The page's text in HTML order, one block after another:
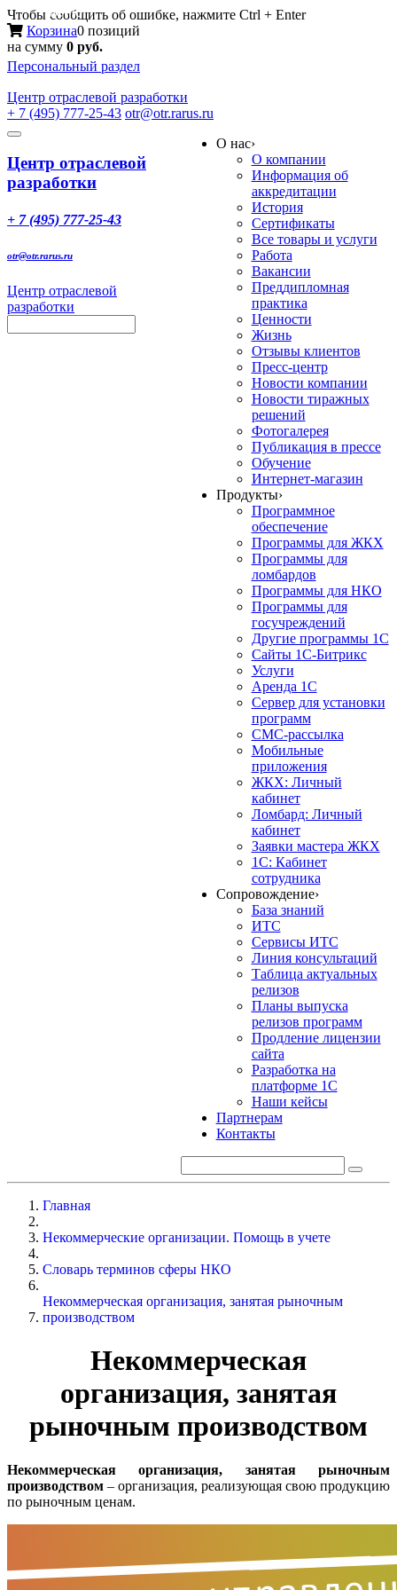
Чтобы сообщить об ошибке, нажмите Ctrl + Enter
Корзина0 позиций
на сумму 0 руб.
Персональный раздел
Центр отраслевой разработки
+ 7 (495) 777-25-43 otr@otr.rarus.ru
Toggle
Меню
Центр отраслевой
разработки
+ 7 (495) 777-25-43
otr@otr.rarus.ru
Центр отраслевой
разработки
О нас›
О компании
Информация об
аккредитации
История
Сертификаты
Все товары и услуги
Работа
Вакансии
Преддипломная
практика
Ценности
Жизнь
Отзывы клиентов
Пресс-центр
Новости компании
Новости тиражных
решений
Фотогалерея
Публикация в прессе
Обучение
Интернет-магазин
Продукты›
Программное
обеспечение
Программы для ЖКХ
Программы для
ломбардов
Программы для НКО
Программы для
госучреждений
Другие программы 1С
Сайты 1С-Битрикс
Услуги
Аренда 1С
Сервер для установки
программ
СМС-рассылка
Мобильные
приложения
ЖКХ: Личный
кабинет
Ломбард: Личный
кабинет
Заявки мастера ЖКХ
1С: Кабинет
сотрудника
Сопровождение›
База знаний
ИТС
Сервисы ИТС
Линия консультаций
Таблица актуальных
релизов
Планы выпуска
релизов программ
Продление лицензии
сайта
Разработка на
платформе 1С
Наши кейсы
Партнерам
Контакты
Главная
Некоммерческие организации. Помощь в учете
Словарь терминов сферы НКО
Некоммерческая организация, занятая рыночным
производством
Некоммерческая
организация, занятая
рыночным производством
Некоммерческая организация, занятая рыночным
производством – организация, реализующая свою продукцию
по рыночным ценам.